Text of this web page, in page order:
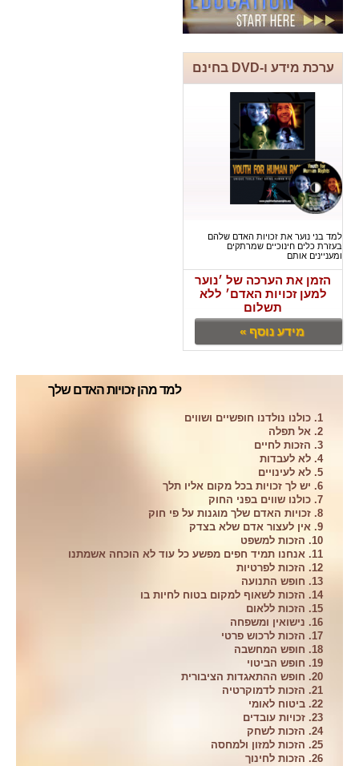
ערכת מידע ו-DVD בחינם
למד בני נוער את זכויות האדם שלהם
בעזרת כלים חינוכיים שמרתקים
ומעניינים אותם
הזמן את הערכה של ׳נוער
למען זכויות האדם׳ ללא
תשלום
מידע נוסף »
למד מהן זכויות האדם שלך
1. כולנו נולדנו חופשיים ושווים
2. אל תפלה
3. הזכות לחיים
4. לא לעבדות
5. לא לעינויים
6. יש לך זכויות בכל מקום אליו תלך
7. כולנו שווים בפני החוק
8. זכויות האדם שלך מוגנות על פי חוק
9. אין לעצור אדם שלא בצדק
10. הזכות למשפט
11. אנחנו תמיד חפים מפשע כל עוד לא הוכחה אשמתנו
12. הזכות לפרטיות
13. חופש התנועה
14. הזכות לשאוף למקום בטוח לחיות בו
15. הזכות ללאום
16. נישואין ומשפחה
17. הזכות לרכוש פרטי
18. חופש המחשבה
19. חופש הביטוי
20. חופש ההתאגדות הציבורית
21. הזכות לדמוקרטיה
22. ביטוח לאומי
23. זכויות עובדים
24. הזכות לשחק
25. הזכות למזון ולמחסה
26. הזכות לחינוך